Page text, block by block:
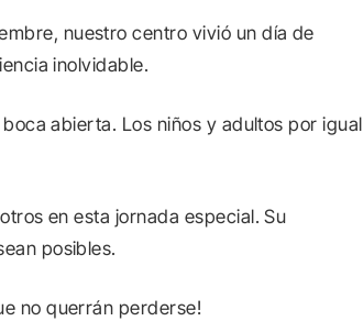
nuestro centro vivió un día de
inolvidable.
abierta. Los niños y adultos por igual
en esta jornada especial. Su
posibles.
no querrán perderse!